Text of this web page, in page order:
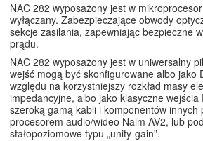
NAC 282 wyposażony jest w
wyłączany. Zabezpieczające obwody
sekcje zasilania, zapewniając bezpieczne
prądu.
NAC 282 wyposażony jest w uniwersalny
wejść mogą być skonfigurowane albo
względu na korzystniejszy rozkład masy
impedancyjne, albo jako klasyczne
szeroką gamą kabli i komponentów innych
procesorem audio/wideo Naim AV2, lub
stałopoziomowe typu „unity-gain”.